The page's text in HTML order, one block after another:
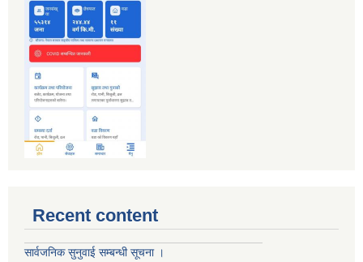
Recent content
सार्वजनिक सुनुवाई सम्बन्धी सूचना ।